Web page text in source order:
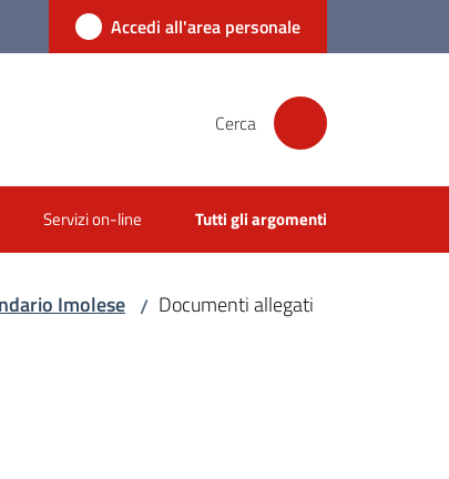
Accedi all'area personale
Cerca
Servizi on-line Tutti gli argomenti
Imolese / Documenti allegati